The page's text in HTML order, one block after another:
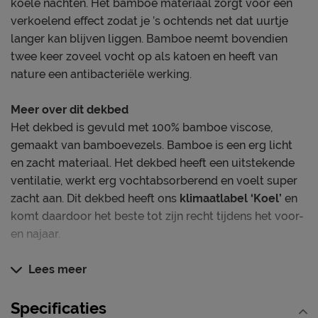
koele nachten. Het bamboe materiaal zorgt voor een
verkoelend effect zodat je ’s ochtends net dat uurtje
langer kan blijven liggen. Bamboe neemt bovendien
twee keer zoveel vocht op als katoen en heeft van
nature een antibacteriële werking.
Meer over dit dekbed
Het dekbed is gevuld met 100% bamboe viscose,
gemaakt van bamboevezels. Bamboe is een erg licht
en zacht materiaal. Het dekbed heeft een uitstekende
ventilatie, werkt erg vochtabsorberend en voelt super
zacht aan. Dit dekbed heeft ons klimaatlabel ‘Koel’ en
komt daardoor het beste tot zijn recht tijdens het voor-
en najaar.
Koppel dit dekbed (met drukknopen) aan het B Bright
dekbed met slaapklimaat label warm.
Lees meer
Specificaties